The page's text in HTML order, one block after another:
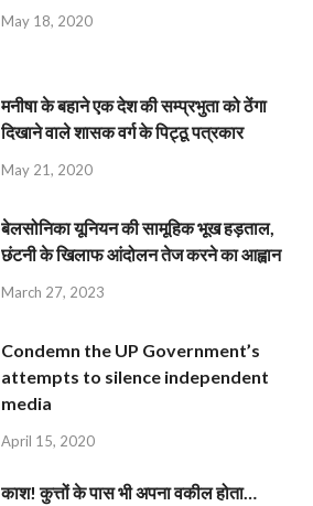
May 18, 2020
मनीषा के बहाने एक देश की सम्प्रभुता को ठेंगा
दिखाने वाले शासक वर्ग के पिट्ठू पत्रकार
May 21, 2020
बेलसोनिका यूनियन की सामूहिक भूख हड़ताल,
छंटनी के खिलाफ आंदोलन तेज करने का आह्वान
March 27, 2023
Condemn the UP Government’s
attempts to silence independent
media
April 15, 2020
काश! कुत्तों के पास भी अपना वकील होता…